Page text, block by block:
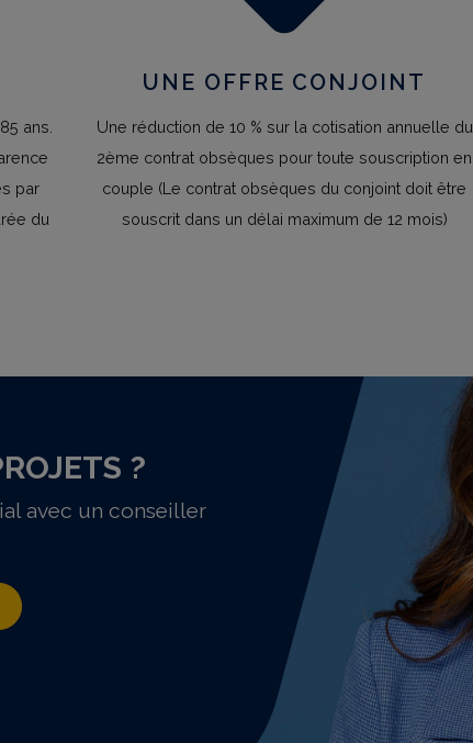
ans.
par
du
UNE OFFRE CONJOINT
Une réduction de 10 % sur la cotisation annuelle du
2ème contrat obsèques pour toute souscription en
couple (Le contrat obsèques du conjoint doit être
souscrit dans un délai maximum de 12 mois)
?
avec un conseiller